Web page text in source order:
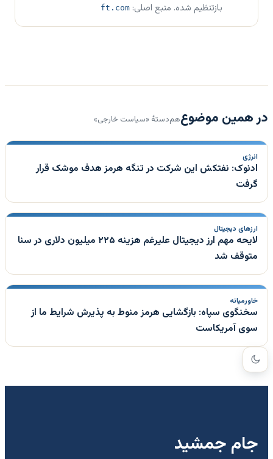
بازتنظیم شده. منبع اصلی: ft.com
در همین موضوعهم‌دستهٔ «سیاست خارجی»
انرژی
ادنوک: نفتکش این شرکت در تنگه هرمز هدف موشک قرار
گرفت
ارزهای دیجیتال
لایحه مهم ارز دیجیتال علیرغم هزینه ۲۲۵ میلیون دلاری در سنا
متوقف شد
خاورمیانه
سخنگوی سپاه: بازگشایی هرمز منوط به پذیرش شرایط ما از
سوی آمریکاست
جام جمشید